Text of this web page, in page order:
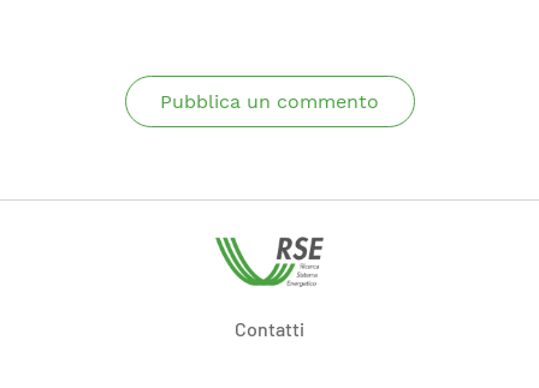
Pubblica un commento
Contatti